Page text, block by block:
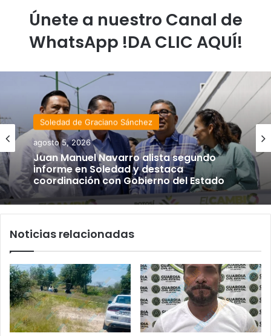
Únete a nuestro Canal de
WhatsApp !DA CLIC AQUÍ!
Soledad de Graciano Sánchez
agosto 5, 2026
Juan Manuel Navarro alista segundo
informe en Soledad y destaca
coordinación con Gobierno del Estado
Noticias relacionadas